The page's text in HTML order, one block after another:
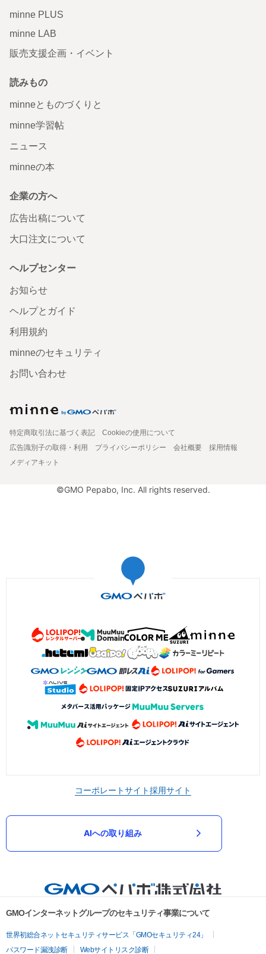
minne PLUS
minne LAB
販売支援企画・イベント
読みもの
minneとものづくりと
minne学習帖
ニュース
minneの本
企業の方へ
広告出稿について
大口注文について
ヘルプセンター
お知らせ
ヘルプとガイド
利用規約
minneのセキュリティ
お問い合わせ
特定商取引法に基づく表記
Cookieの使用について
広告識別子の取得・利用
プライバシーポリシー 会社概要
採用情報
メディアキット
©GMO Pepabo, Inc. All rights reserved.
コーポレートサイト採用サイト
AIへの取り組み
GMOインターネットグループのセキュリティ事業について
世界初総合ネットセキュリティサービス「GMOセキュリティ24」
パスワード漏洩診断
Webサイトリスク診断